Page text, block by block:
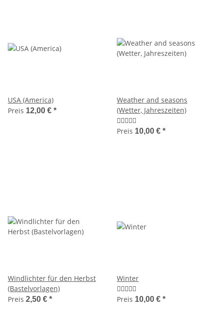
USA (America)
Preis 12,00 € *
Weather and seasons
(Wetter, Jahreszeiten)
Preis 10,00 € *
Windlichter für den Herbst
(Bastelvorlagen)
Preis 2,50 € *
Winter
Preis 10,00 € *